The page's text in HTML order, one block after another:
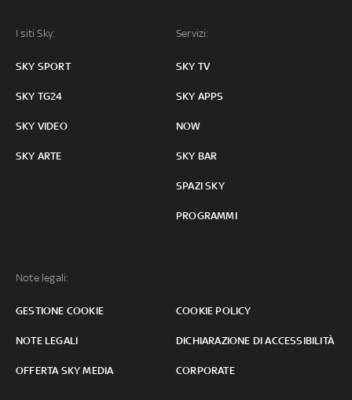
I siti Sky:
SKY SPORT
SKY TG24
SKY VIDEO
SKY ARTE
Servizi:
SKY TV
SKY APPS
NOW
SKY BAR
SPAZI SKY
PROGRAMMI
Note legali:
GESTIONE COOKIE COOKIE POLICY
NOTE LEGALI DICHIARAZIONE DI ACCESSIBILITÀ
OFFERTA SKY MEDIA CORPORATE